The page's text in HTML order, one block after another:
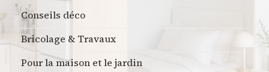
Conseils déco
Bricolage & Travaux
Pour la maison et le jardin